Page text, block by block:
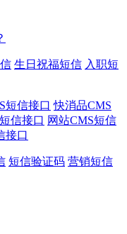
生日祝福短信 入职短
短信接口 快消品CMS
信接口 网站CMS短信
接口
短信验证码 营销短信